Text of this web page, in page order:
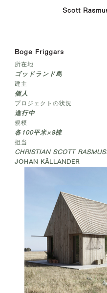
Scott
Boge Friggars
所在地
ゴッドランド島
建主
個人
プロジェクトの状況
進行中
規模
各 100平米×8棟
担当
CHRISTIAN SCOTT
JOHAN KÄLLANDER